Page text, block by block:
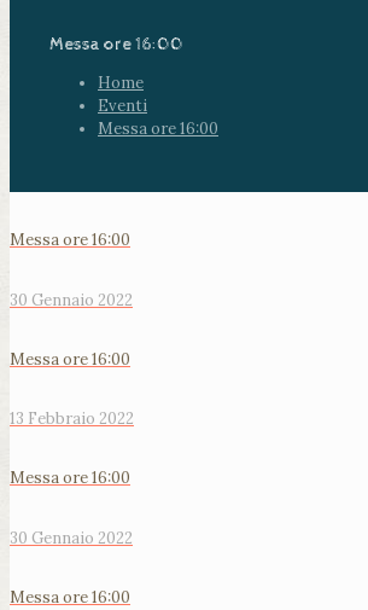
Messa ore 16:00
Home
Eventi
Messa ore 16:00
Messa ore 16:00
30 Gennaio 2022
Messa ore 16:00
13 Febbraio 2022
Messa ore 16:00
30 Gennaio 2022
Messa ore 16:00